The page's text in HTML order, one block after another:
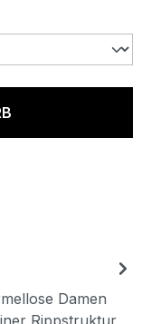
Damen
Rippstruktur